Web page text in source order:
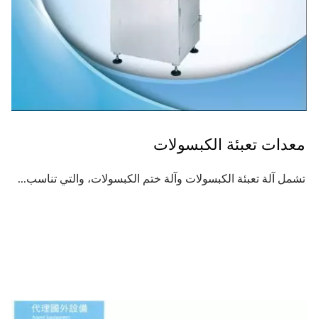
معدات تعبئة الكبسولات
تشمل آلة تعبئة الكبسولات وآلة ختم الكبسولات، والتي تناسب...